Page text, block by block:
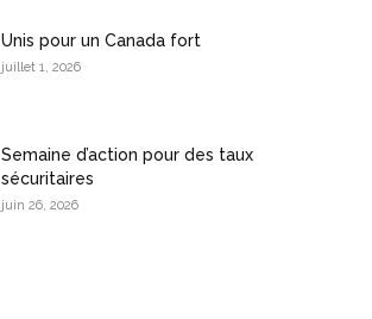
Unis pour un Canada fort
juillet 1, 2026
Semaine d’action pour des taux
sécuritaires
juin 26, 2026